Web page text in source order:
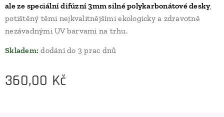
ale ze speciální difúzní 3mm silné polykarbonátové desky,
potištěný těmi nejkvalitnějšími ekologicky a zdravotně
nezávadnými UV barvami na trhu.
Skladem: dodání do 3 prac dnů
360,00 Kč